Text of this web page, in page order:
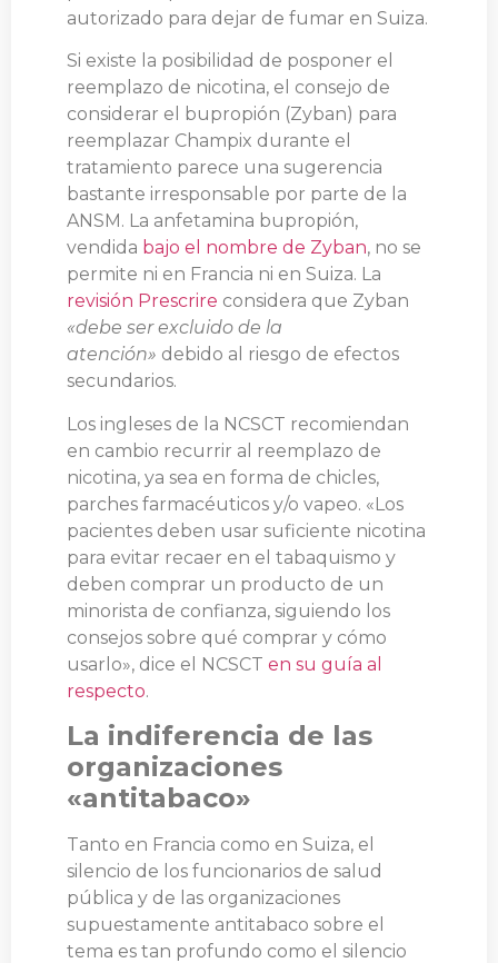
autorizado para dejar de fumar en Suiza.
Si existe la posibilidad de posponer el
reemplazo de nicotina, el consejo de
considerar el bupropión (Zyban) para
reemplazar Champix durante el
tratamiento parece una sugerencia
bastante irresponsable por parte de la
ANSM. La anfetamina bupropión,
vendida bajo el nombre de Zyban, no se
permite ni en Francia ni en Suiza. La
revisión Prescrire considera que Zyban
«debe ser excluido de la
atención» debido al riesgo de efectos
secundarios.
Los ingleses de la NCSCT recomiendan
en cambio recurrir al reemplazo de
nicotina, ya sea en forma de chicles,
parches farmacéuticos y/o vapeo. «Los
pacientes deben usar suficiente nicotina
para evitar recaer en el tabaquismo y
deben comprar un producto de un
minorista de confianza, siguiendo los
consejos sobre qué comprar y cómo
usarlo», dice el NCSCT en su guía al
respecto.
La indiferencia de las
organizaciones
«antitabaco»
Tanto en Francia como en Suiza, el
silencio de los funcionarios de salud
pública y de las organizaciones
supuestamente antitabaco sobre el
tema es tan profundo como el silencio